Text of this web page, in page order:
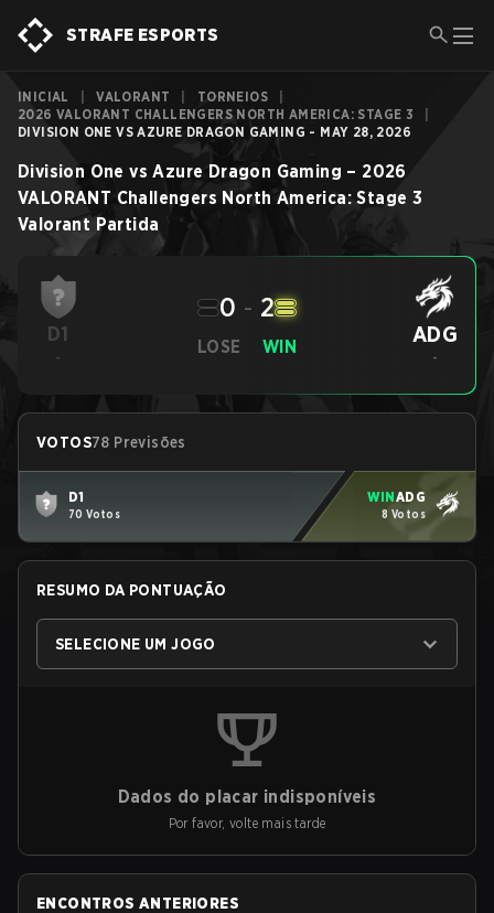
STRAFE ESPORTS
INICIAL VALORANT TORNEIOS
2026 VALORANT CHALLENGERS NORTH AMERICA: STAGE 3
DIVISION ONE VS AZURE DRAGON GAMING - MAY 28, 2026
Division One vs Azure Dragon Gaming – 2026
VALORANT Challengers North America: Stage 3
Valorant Partida
D1
-
LOSE
0 - 2
WIN ADG
-
VOTOS78 Previsões
D1
70 Votos
WINADG
8 Votos
RESUMO DA PONTUAÇÃO
SELECIONE UM JOGO
Dados do placar indisponíveis
Por favor, volte mais tarde
ENCONTROS ANTERIORES